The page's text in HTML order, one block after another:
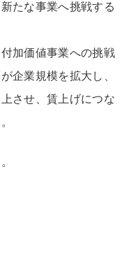
たな事業へ挑戦する
加価値事業への挑戦
企業規模を拡大し、
させ、賃上げにつな